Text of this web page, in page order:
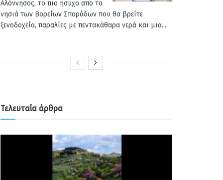
Αλόννησος, το πιο ήσυχο απο τα
νησιά των Βορείων Σποράδων που θα βρείτε
ξενοδοχεία, παραλίες με πεντακάθαρα νερά και μια...
Τελευταία άρθρα